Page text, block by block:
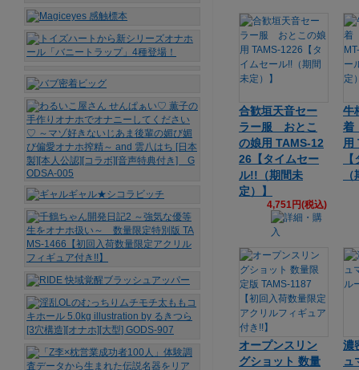
合歓垣天音セー
ラー服 おとこ
の娘用 TAMS-12
26【タイムセー
ル!!（期間未
定）】
4,751円(税込)
牛
着
用
オープンスリン
グショット 数量
濃
ュ